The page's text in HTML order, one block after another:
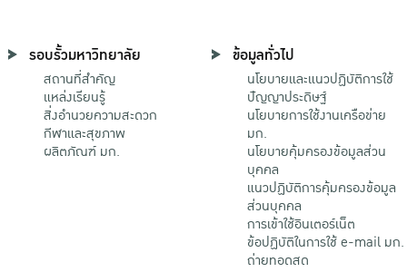
รอบรั้วมหาวิทยาลัย
สถานที่สำคัญ
แหล่งเรียนรู้
สิ่งอำนวยความสะดวก
กีฬาและสุขภาพ
ผลิตภัณฑ์ มก.
ข้อมูลทั่วไป
นโยบายและแนวปฏิบัติการใช้
ปัญญาประดิษฐ์
นโยบายการใช้งานเครือข่าย
มก.
นโยบายคุ้มครองข้อมูลส่วน
บุคคล
แนวปฏิบัติการคุ้มครองข้อมูล
ส่วนบุคคล
การเข้าใช้อินเตอร์เน็ต
ข้อปฏิบัติในการใช้ e-mail มก.
ถ่ายทอดสด